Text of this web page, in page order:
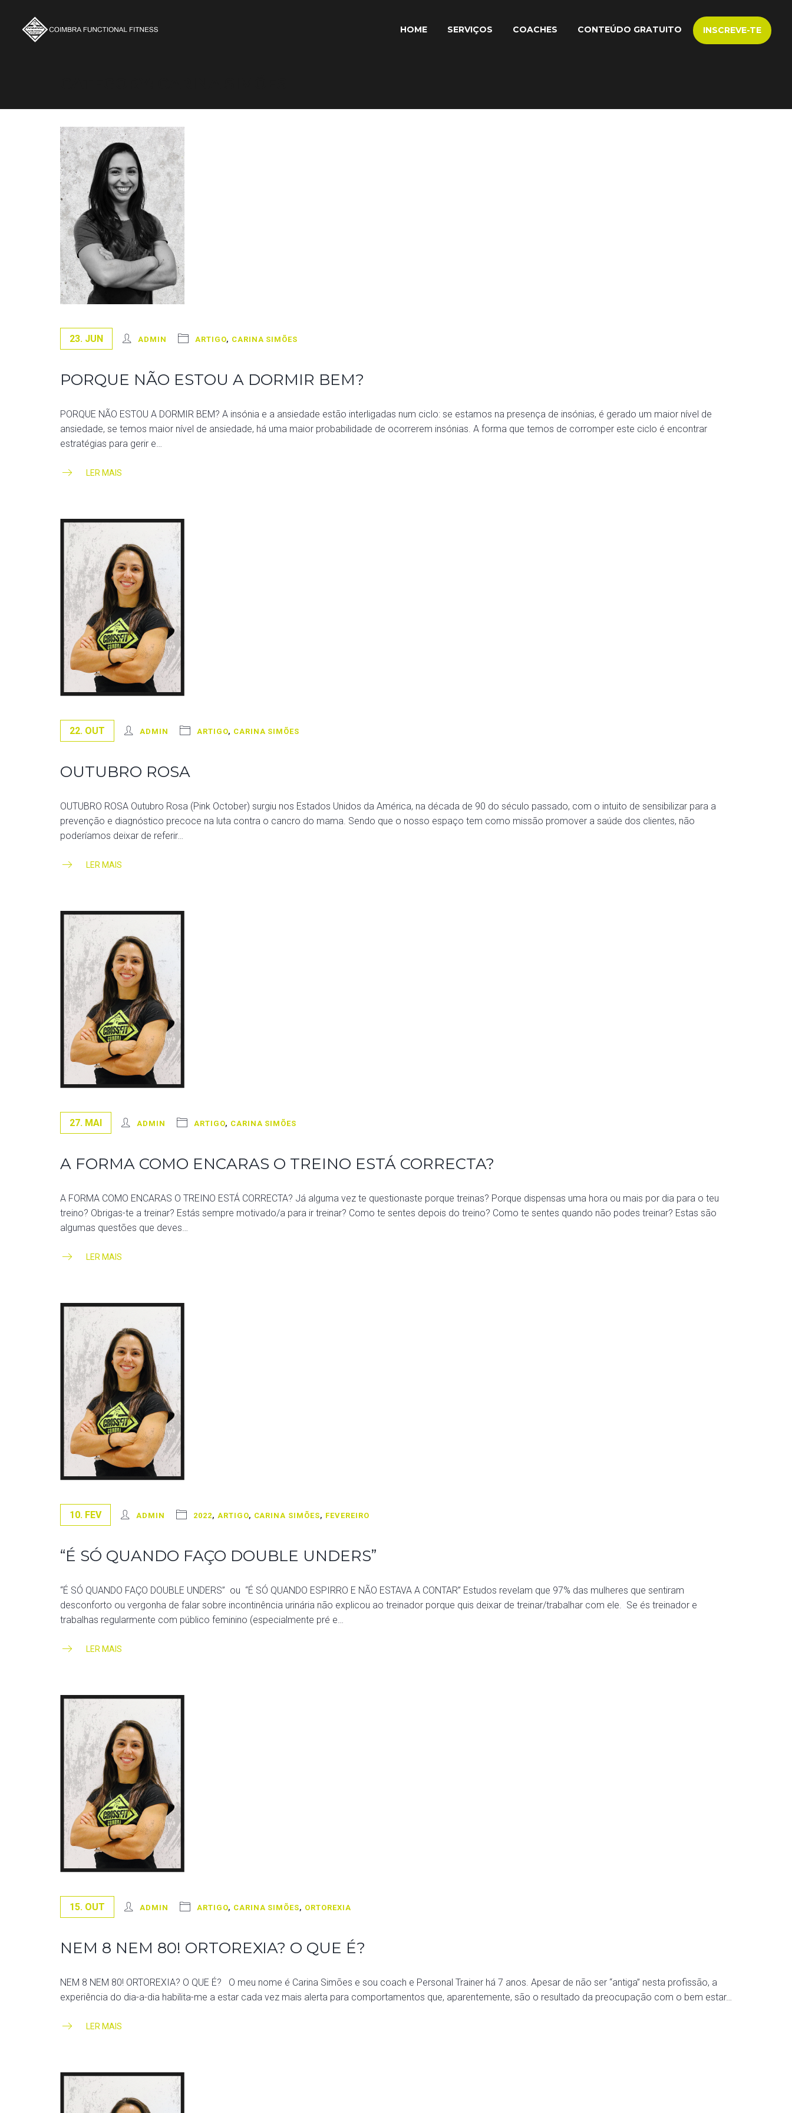
HOME SERVIÇOS COACHES CONTEÚDO GRATUITO INSCREVE-TE
23. JUN ADMIN ARTIGO, CARINA SIMÕES
PORQUE NÃO ESTOU A DORMIR BEM?
PORQUE NÃO ESTOU A DORMIR BEM? A insónia e a ansiedade estão interligadas num ciclo: se estamos na presença de insónias, é gerado um maior nível de
ansiedade, se temos maior nível de ansiedade, há uma maior probabilidade de ocorrerem insónias. A forma que temos de corromper este ciclo é encontrar
estratégias para gerir e…
LER MAIS
22. OUT ADMIN ARTIGO, CARINA SIMÕES
OUTUBRO ROSA
OUTUBRO ROSA Outubro Rosa (Pink October) surgiu nos Estados Unidos da América, na década de 90 do século passado, com o intuito de sensibilizar para a
prevenção e diagnóstico precoce na luta contra o cancro do mama. Sendo que o nosso espaço tem como missão promover a saúde dos clientes, não
poderíamos deixar de referir…
LER MAIS
27. MAI ADMIN ARTIGO, CARINA SIMÕES
A FORMA COMO ENCARAS O TREINO ESTÁ CORRECTA?
A FORMA COMO ENCARAS O TREINO ESTÁ CORRECTA? Já alguma vez te questionaste porque treinas? Porque dispensas uma hora ou mais por dia para o teu
treino? Obrigas-te a treinar? Estás sempre motivado/a para ir treinar? Como te sentes depois do treino? Como te sentes quando não podes treinar? Estas são
algumas questões que deves…
LER MAIS
10. FEV ADMIN 2022, ARTIGO, CARINA SIMÕES, FEVEREIRO
“É SÓ QUANDO FAÇO DOUBLE UNDERS”
“É SÓ QUANDO FAÇO DOUBLE UNDERS” ou “É SÓ QUANDO ESPIRRO E NÃO ESTAVA A CONTAR” Estudos revelam que 97% das mulheres que sentiram
desconforto ou vergonha de falar sobre incontinência urinária não explicou ao treinador porque quis deixar de treinar/trabalhar com ele. Se és treinador e
trabalhas regularmente com público feminino (especialmente pré e…
LER MAIS
15. OUT ADMIN ARTIGO, CARINA SIMÕES, ORTOREXIA
NEM 8 NEM 80! ORTOREXIA? O QUE É?
NEM 8 NEM 80! ORTOREXIA? O QUE É? O meu nome é Carina Simões e sou coach e Personal Trainer há 7 anos. Apesar de não ser “antiga” nesta profissão, a
experiência do dia-a-dia habilita-me a estar cada vez mais alerta para comportamentos que, aparentemente, são o resultado da preocupação com o bem estar…
LER MAIS